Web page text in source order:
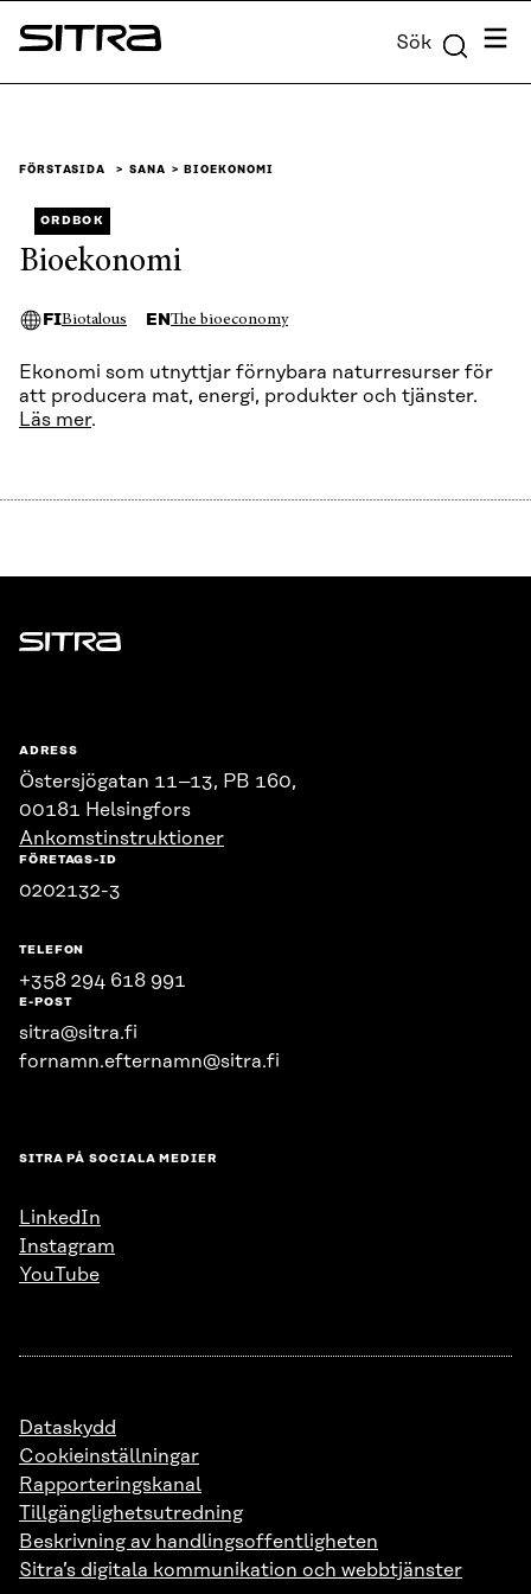
Skip to
content
Sitra Sök Meny
FÖRSTASIDA SANA BIOEKONOMI
ORDBOK
Bioekonomi
FIBiotalous EN The bioeconomy
Ekonomi som utnyttjar förnybara naturresurser för
att producera mat, energi, produkter och tjänster.
Läs mer.
Sitra
ADRESS
Östersjögatan 11–13, PB 160,
00181 Helsingfors
Ankomstinstruktioner
FÖRETAGS-ID
0202132-3
TELEFON
+358 294 618 991
E-POST
sitra@sitra.fi
fornamn.efternamn@sitra.fi
SITRA PÅ SOCIALA MEDIER
LinkedIn
Instagram
YouTube
Dataskydd
Cookieinställningar
Rapporteringskanal
Tillgänglighetsutredning
Beskrivning av handlingsoffentligheten
Sitra’s digitala kommunikation och webbtjänster